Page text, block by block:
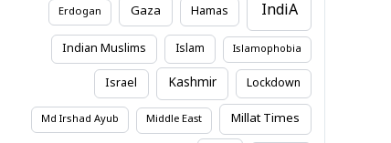
Erdogan Gaza Hamas IndiA
Indian Muslims Islam Islamophobia
Israel Kashmir Lockdown
Md Irshad Ayub Middle East Millat Times